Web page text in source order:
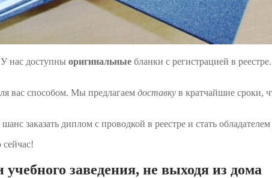
нас доступны оригинальные бланки с регистрацией в
вас способом. Мы предлагаем доставку в кратчайшие сроки,
заказать диплом с проводкой в реестре и стать
сейчас!
заведения, не выходя из дома